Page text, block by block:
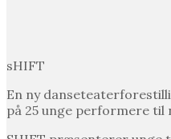
sHIFT
En ny
på 25 unge performere til